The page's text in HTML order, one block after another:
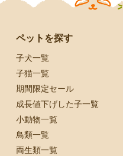
ペットを探す
子犬一覧
子猫一覧
期間限定セール
成長値下げした子一覧
小動物一覧
鳥類一覧
両生類一覧